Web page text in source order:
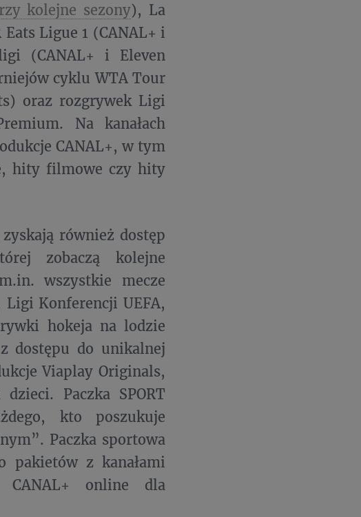
kolejne sezony), La
Ligue 1 (CANAL+ i
(CANAL+ i Eleven
cyklu WTA Tour
oraz rozgrywek Ligi
Na kanałach
CANAL+, w tym
hity filmowe czy hity
również dostęp
zobaczą kolejne
wszystkie mecze
Konferencji UEFA,
hokeja na lodzie
dostępu do unikalnej
Viaplay Originals,
Paczka SPORT
kto poszukuje
Paczka sportowa
pakietów z kanałami
CANAL+ online dla